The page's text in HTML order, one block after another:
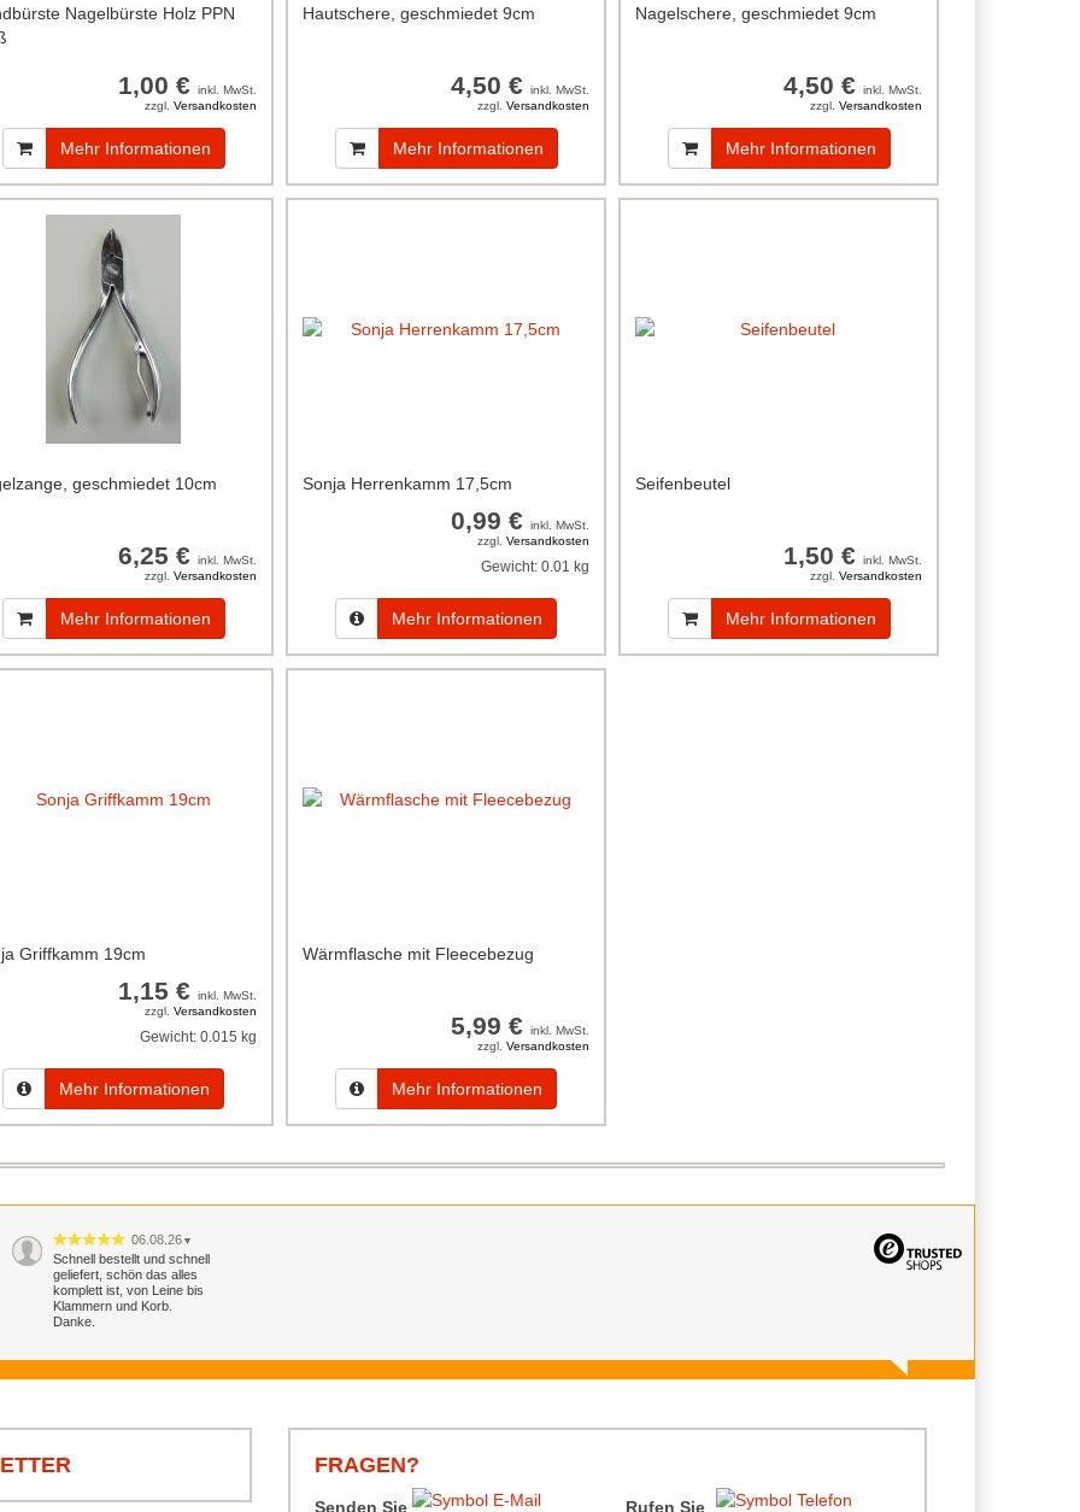
Nagelbürste Holz PPN
1,00 €inkl. MwSt.
zzgl.Versandkosten
Mehr Informationen
Hautschere, geschmiedet 9cm
4,50 €inkl. MwSt.
zzgl.Versandkosten
Mehr Informationen
Nagelschere, geschmiedet 9cm
4,50 € inkl. MwSt.
zzgl. Versandkosten
Mehr Informationen
geschmiedet 10cm
6,25 €inkl. MwSt.
zzgl.Versandkosten
Mehr Informationen
Sonja Herrenkamm 17,5cm
0,99 €inkl. MwSt.
zzgl.Versandkosten
Gewicht: 0.01 kg
Mehr Informationen
Seifenbeutel
1,50 € inkl. MwSt.
zzgl. Versandkosten
Mehr Informationen
Griffkamm 19cm
1,15 €inkl. MwSt.
zzgl.Versandkosten
Gewicht: 0.015 kg
Mehr Informationen
Wärmflasche mit Fleecebezug
5,99 €inkl. MwSt.
zzgl.Versandkosten
Mehr Informationen
06.08.26 ▼
Schnell bestellt und schnell
geliefert, schön das alles
komplett ist, von Leine bis
Klammern und Korb.
Danke.
FRAGEN?
Senden Sie Rufen Sie